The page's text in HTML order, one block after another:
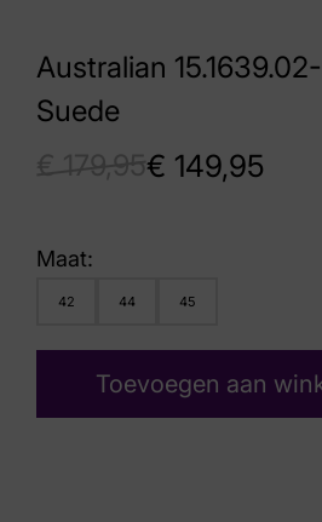
Australian
Suede
€ 149,95
Maat:
42 44 45
Toevoegen aan